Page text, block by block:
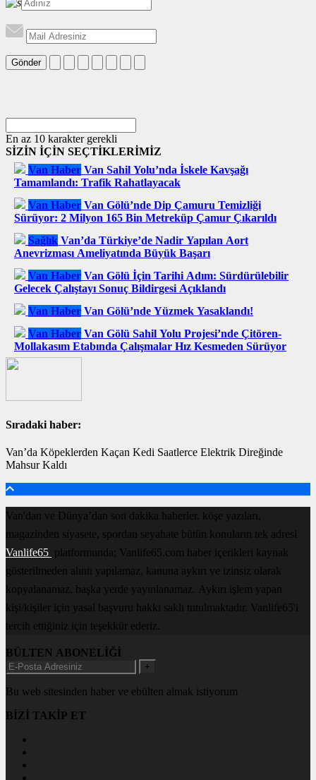
Gönder
En az 10 karakter gerekli
SİZİN İÇİN SEÇTİKLERİMİZ
Van Haber Van Sahil Yolu’nda İskele Kavşağı
Tamamlandı: Trafik Rahatlayacak
Van Haber Van Gölü’nde Dip Çamuru Temizliği
Sürüyor: 2 Milyon 165 Bin Metreküp Çamur Çıkarıldı
Sağlık Van’da Türkiye’de Nadir Yapılan Aort
Anevrizması Ameliyatında Büyük Başarı
Van Haber Van Gölü İçin Tarihi Adım: Sürdürülebilir
Gelecek Çalıştayı Sonuç Bildirgesi Açıklandı
Van Haber Van Gölü’nde Yüzmek Yasaklandı!
Van Haber Van Gölü Sahil Yolu Projesi’nde Çitören-
Mollakasım Etabında Çalışmalar Hız Kesmeden Sürüyor
Sıradaki haber:
Van’da Köpeklerden Kaçan Kedi Saatlerce Elektrik Direğinde
Mahsur Kaldı
Van'dan ve Dünya’dan son dakika haberler, köşe yazıları,
magazinden siyasete, spordan seyahate bütün konuların tek adresi
Vanlife65 platformunda; Vanlife65.com haber içerikleri kaynak
gösterilmeden alıntı yapılamaz, kanuna aykırı ve izinsiz olarak
kopyalanamaz, başka yerde yayınlanamaz. Aykırı işlem yapan
kişi/kişiler için yasal başvuru hakkı saklı tutulmaktadır. Vanlife65'i
tercih ettiğiniz için teşekkür ederiz.
BÜLTEN ABONELİĞİ
+
Bu web sitesinden haber ve ebülten almak istiyorum
BİZİ TAKİP ET